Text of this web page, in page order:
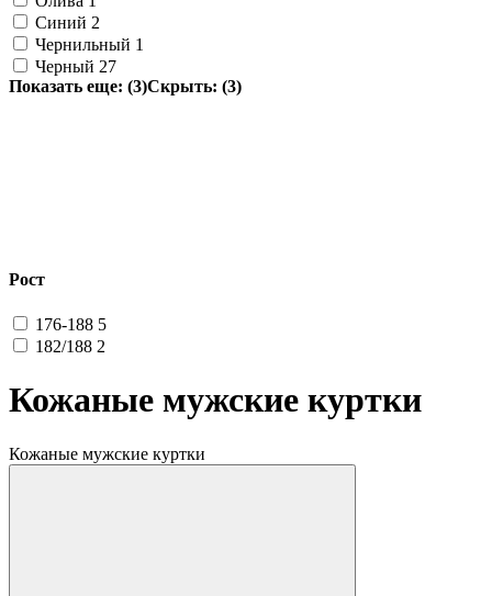
Синий 2
Чернильный 1
Черный 27
Показать еще: (3)Скрыть: (3)
Рост
176-188 5
182/188 2
Кожаные мужские куртки
Кожаные мужские куртки